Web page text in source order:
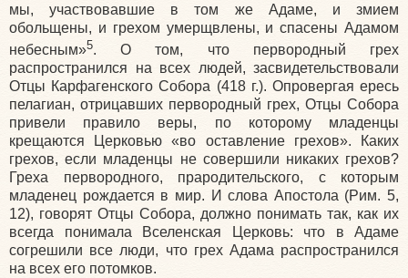
мы, участвовавшие в том же Адаме, и змием
обольщены, и грехом умерщвлены, и спасены Адамом
небесным»5. О том, что первородный грех
распространился на всех людей, засвидетельствовали
Отцы Карфагенского Собора (418 г.). Опровергая ересь
пелагиан, отрицавших первородный грех, Отцы Собора
привели правило веры, по которому младенцы
крещаются Церковью «во оставление грехов». Каких
грехов, если младенцы не совершили никаких грехов?
Греха первородного, прародительского, с которым
младенец рождается в мир. И слова Апостола (Рим. 5,
12), говорят Отцы Собора, должно понимать так, как их
всегда понимала Вселенская Церковь: что в Адаме
согрешили все люди, что грех Адама распространился
на всех его потомков.